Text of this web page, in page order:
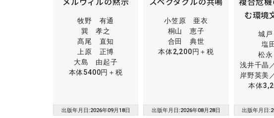
牧野 有通
巽 孝之
髙尾 直知
上原 正博
大島 由起子
本体5400円＋税
出版年月日:2026年09月18日
小笠原 亜衣
桐山 恵子
合田 典世
本体2,200円＋税
出版年月日:2026年08月28日
む環境
城
塩
松
浅井千晶
岸野英美
本体
出版年月日